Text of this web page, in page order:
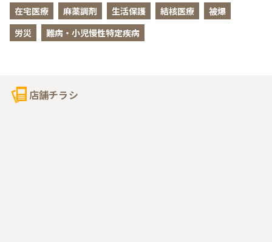
在宅医療 麻薬調剤 生活保護 結核医療
被爆
労災
難病・小児慢性特定疾病
店舗チラシ